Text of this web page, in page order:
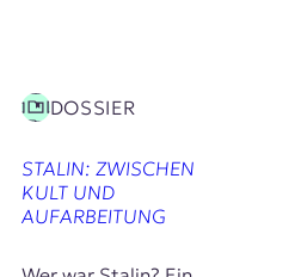
DOSSIER
STALIN: ZWISCHEN
KULT UND
AUFARBEITUNG